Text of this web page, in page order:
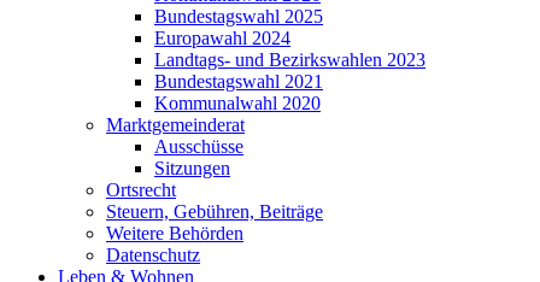
Bundestagswahl 2025
Europawahl 2024
Landtags- und Bezirkswahlen 2023
Bundestagswahl 2021
Kommunalwahl 2020
Marktgemeinderat
Ausschüsse
Sitzungen
Ortsrecht
Steuern, Gebühren, Beiträge
Weitere Behörden
Datenschutz
Leben & Wohnen